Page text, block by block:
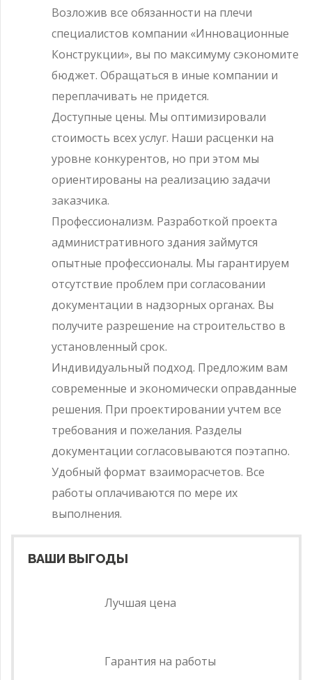
Возложив все обязанности на плечи
специалистов компании «Инновационные
Конструкции», вы по максимуму сэкономите
бюджет. Обращаться в иные компании и
переплачивать не придется.
Доступные цены. Мы оптимизировали
стоимость всех услуг. Наши расценки на
уровне конкурентов, но при этом мы
ориентированы на реализацию задачи
заказчика.
Профессионализм. Разработкой проекта
административного здания займутся
опытные профессионалы. Мы гарантируем
отсутствие проблем при согласовании
документации в надзорных органах. Вы
получите разрешение на строительство в
установленный срок.
Индивидуальный подход. Предложим вам
современные и экономически оправданные
решения. При проектировании учтем все
требования и пожелания. Разделы
документации согласовываются поэтапно.
Удобный формат взаиморасчетов. Все
работы оплачиваются по мере их
выполнения.
ВАШИ ВЫГОДЫ
Лучшая цена
Гарантия на работы